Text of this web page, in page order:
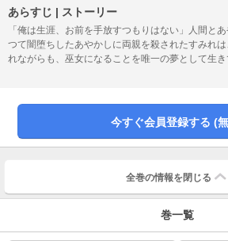
あらすじ | ストーリー
「俺は生涯、お前を手放すつもりはない」人間と
つて闇堕ちしたあやかしに両親を殺されたすみれ
れながらも、巫女になることを唯一の夢として生き
が減少し、今や落ちこぼれとして周囲から虐げら
た！命を分け合い信じあう心が絆を繋ぐ、王道和
今すぐ会員登録する (
全巻の情報を 閉じる
巻一覧